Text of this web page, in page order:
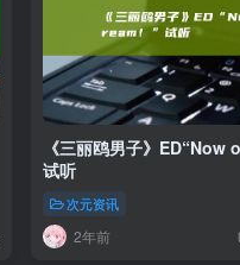
《三丽鸥男子》ED“Now
试听
次元资讯
2年前